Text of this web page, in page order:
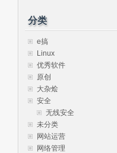
分类
e搞
Linux
优秀软件
原创
大杂烩
安全
无线安全
未分类
网站运营
网络管理